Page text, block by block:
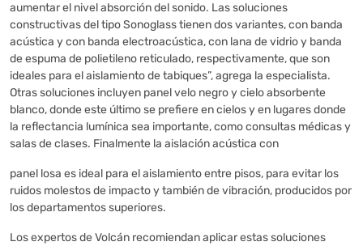
aumentar el nivel absorción del sonido. Las soluciones
constructivas del tipo Sonoglass tienen dos variantes, con banda
acústica y con banda electroacústica, con lana de vidrio y banda
de espuma de polietileno reticulado, respectivamente, que son
ideales para el aislamiento de tabiques”, agrega la especialista.
Otras soluciones incluyen panel velo negro y cielo absorbente
blanco, donde este último se prefiere en cielos y en lugares donde
la reflectancia lumínica sea importante, como consultas médicas y
salas de clases. Finalmente la aislación acústica con
panel losa es ideal para el aislamiento entre pisos, para evitar los
ruidos molestos de impacto y también de vibración, producidos por
los departamentos superiores.
Los expertos de Volcán recomiendan aplicar estas soluciones